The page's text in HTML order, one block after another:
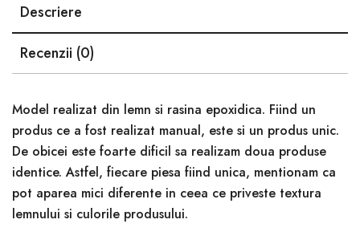
Descriere
Recenzii (0)
Model realizat din lemn si rasina epoxidica. Fiind un
produs ce a fost realizat manual, este si un produs unic.
De obicei este foarte dificil sa realizam doua produse
identice. Astfel, fiecare piesa fiind unica, mentionam ca
pot aparea mici diferente in ceea ce priveste textura
lemnului si culorile produsului.